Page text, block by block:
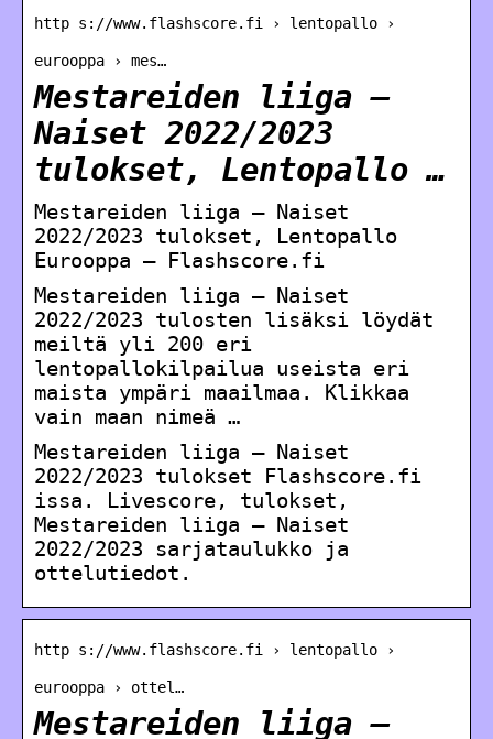
http s://www.flashscore.fi › lentopallo ›
eurooppa › mes…
Mestareiden liiga –
Naiset 2022/2023
tulokset, Lentopallo …
Mestareiden liiga – Naiset
2022/2023 tulokset, Lentopallo
Eurooppa – Flashscore.fi
Mestareiden liiga – Naiset
2022/2023 tulosten lisäksi löydät
meiltä yli 200 eri
lentopallokilpailua useista eri
maista ympäri maailmaa. Klikkaa
vain maan nimeä …
Mestareiden liiga – Naiset
2022/2023 tulokset Flashscore.fi
issa. Livescore, tulokset,
Mestareiden liiga – Naiset
2022/2023 sarjataulukko ja
ottelutiedot.
http s://www.flashscore.fi › lentopallo ›
eurooppa › ottel…
Mestareiden liiga –